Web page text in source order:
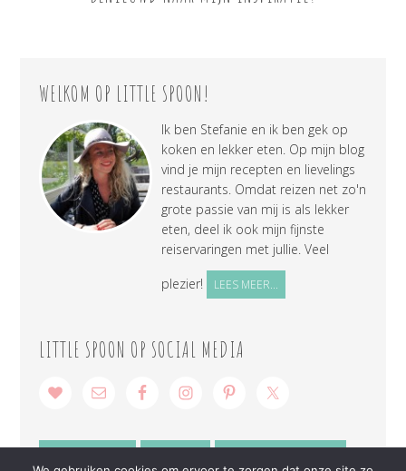
WELKOM OP LITTLE SPOON!
Ik ben Stefanie en ik ben gek op
koken en lekker eten. Op mijn blog
vind je mijn recepten en lievelings
restaurants. Omdat reizen net zo'n
grote passie van mij is als lekker
eten, deel ik ook mijn fijnste
reiservaringen met jullie. Veel
plezier!
LEES MEER...
LITTLE SPOON OP SOCIAL MEDIA